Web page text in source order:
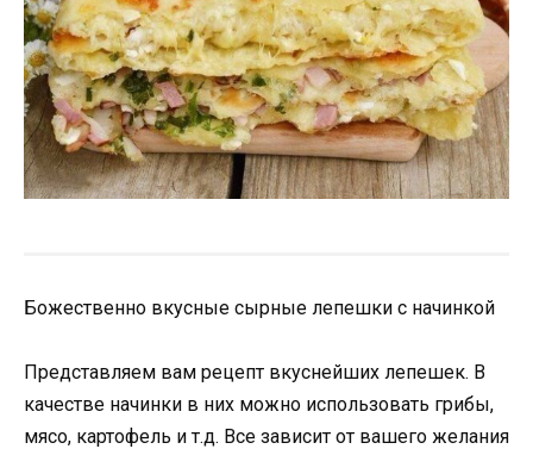
Божественно вкусные сырные лепешки с начинкой
Представляем вам рецепт вкуснейших лепешек. В
качестве начинки в них можно использовать грибы,
мясо, картофель и т.д. Все зависит от вашего желания